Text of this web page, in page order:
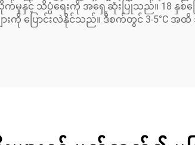
င့် သိပ္ပံရေးကို အရှေ့ဆုံးပြုသည်။ 18 နှစ်မ
ားကို ပြောင်းလဲနိုင်သည်။ ဒီစက်တွင် 3-5°C